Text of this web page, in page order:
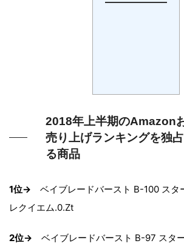
2018年上半期のAmazon
売り上げランキングを独
る商品
1位→ ベイブレードバースト B-100 スタ
レクイエム.0.Zt
2位→ ベイブレードバースト B-97 スタ